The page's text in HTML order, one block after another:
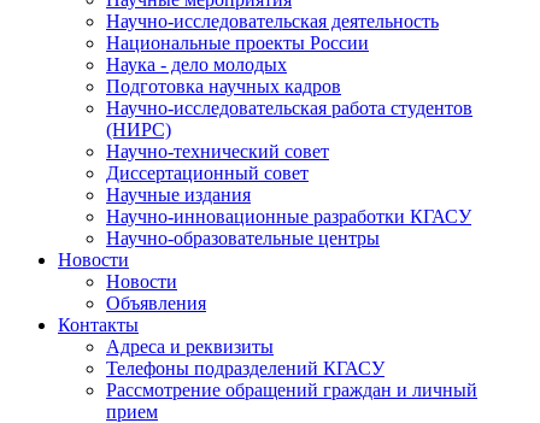
Научно-исследовательская деятельность
Национальные проекты России
Наука - дело молодых
Подготовка научных кадров
Научно-исследовательская работа студентов
(НИРС)
Научно-технический совет
Диссертационный совет
Научные издания
Научно-инновационные разработки КГАСУ
Научно-образовательные центры
Новости
Новости
Объявления
Контакты
Адреса и реквизиты
Телефоны подразделений КГАСУ
Рассмотрение обращений граждан и личный
прием